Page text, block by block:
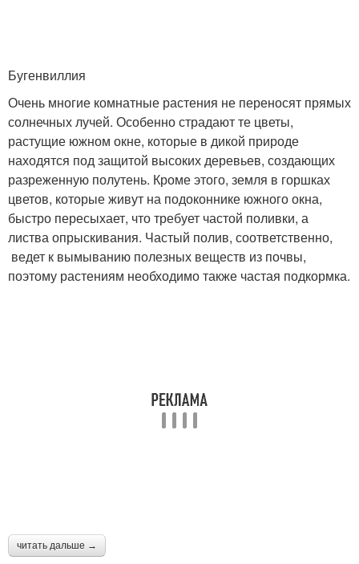
Бугенвиллия
Очень многие комнатные растения не переносят прямых
солнечных лучей. Особенно страдают те цветы,
растущие южном окне, которые в дикой природе
находятся под защитой высоких деревьев, создающих
разреженную полутень. Кроме этого, земля в горшках
цветов, которые живут на подоконнике южного окна,
быстро пересыхает, что требует частой поливки, а
листва опрыскивания. Частый полив, соответственно,
ведет к вымыванию полезных веществ из почвы,
поэтому растениям необходимо также частая подкормка.
читать дальше →